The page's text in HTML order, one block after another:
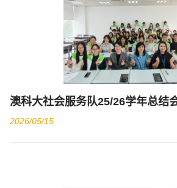
澳科大社会服务队25/26学年总结
2026/05/15